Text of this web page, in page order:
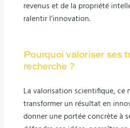
revenus et de la propriété
ralentir l’innovation.
Pourquoi valoriser ses
recherche ?
La valorisation scientifique, ce
transformer un résultat en
donner une portée concrète à